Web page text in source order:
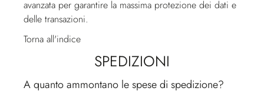
avanzata per garantire la massima protezione dei dati e
delle transazioni.
Torna all'indice
SPEDIZIONI
A quanto ammontano le spese di spedizione?